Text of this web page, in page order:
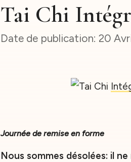
Tai Chi
20
Journée de remise en forme
Nous sommes désolées: il